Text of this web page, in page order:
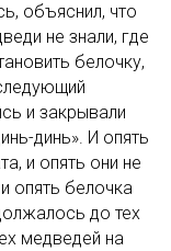
объяснил, что
не знали, где
белочку,
и закрывали
динь». И опять
и опять они не
опять белочка
до тех
медведей на